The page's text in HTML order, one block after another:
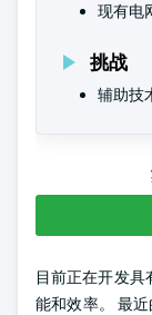
现有电
挑战
辅助技
目前正在开发具
能和效率。 最